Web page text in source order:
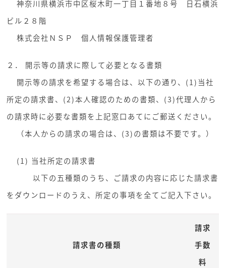
神奈川県横浜市中区桜木町一丁目１番地８号 日石横浜
ビル２８階
株式会社ＮＳＰ 個人情報保護管理者
２． 開示等の請求に際して必要となる書類
開示等の請求を希望する場合は、以下の通り、(1)当社
所定の請求書、(2)本人確認のための書類、(3)代理人から
の請求時に必要な書類を上記窓口あてにご郵送ください。
（本人からの請求の場合は、(3)の書類は不要です。）
(1) 当社所定の請求書
以下の五種類のうち、ご請求の内容に応じた請求書
をダウンロードのうえ、所定の事項を全てご記入下さい。
請求書の種類
請求
手数
料